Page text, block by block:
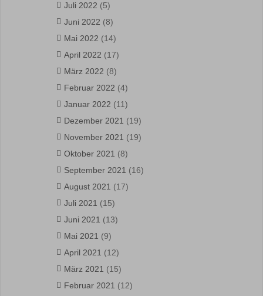
Juli 2022 (5)
Juni 2022 (8)
Mai 2022 (14)
April 2022 (17)
März 2022 (8)
Februar 2022 (4)
Januar 2022 (11)
Dezember 2021 (19)
November 2021 (19)
Oktober 2021 (8)
September 2021 (16)
August 2021 (17)
Juli 2021 (15)
Juni 2021 (13)
Mai 2021 (9)
April 2021 (12)
März 2021 (15)
Februar 2021 (12)